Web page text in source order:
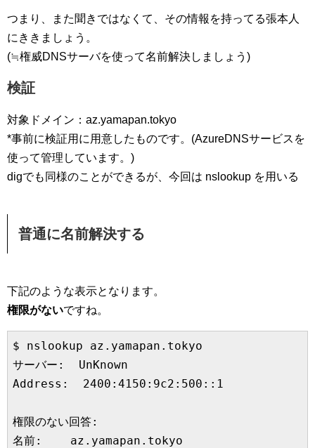
つまり、また聞きではなくて、その情報を持ってる張本人
にききましょう。
(≒権威DNSサーバを使って名前解決しましょう)
検証
対象ドメイン：az.yamapan.tokyo
*事前に検証用に用意したものです。(AzureDNSサービスを
使って管理しています。)
digでも同様のことができるが、今回は nslookup を用いる
普通に名前解決する
下記のような表示となります。
権限がないですね。
$ nslookup az.yamapan.tokyo
サーバー:  UnKnown
Address:  2400:4150:9c2:500::1
権限のない回答:
名前:    az.yamapan.tokyo